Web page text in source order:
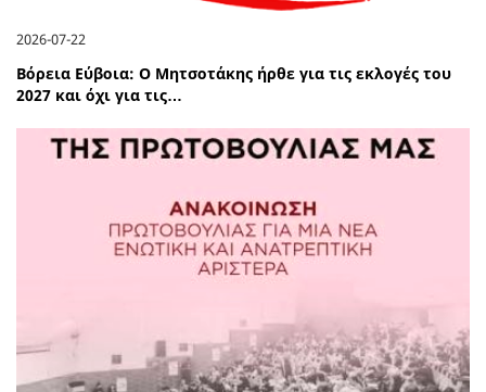
2026-07-22
Βόρεια Εύβοια: Ο Μητσοτάκης ήρθε για τις εκλογές του
2027 και όχι για τις…